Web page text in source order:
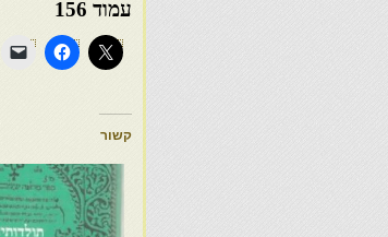
עמוד 156
קשור